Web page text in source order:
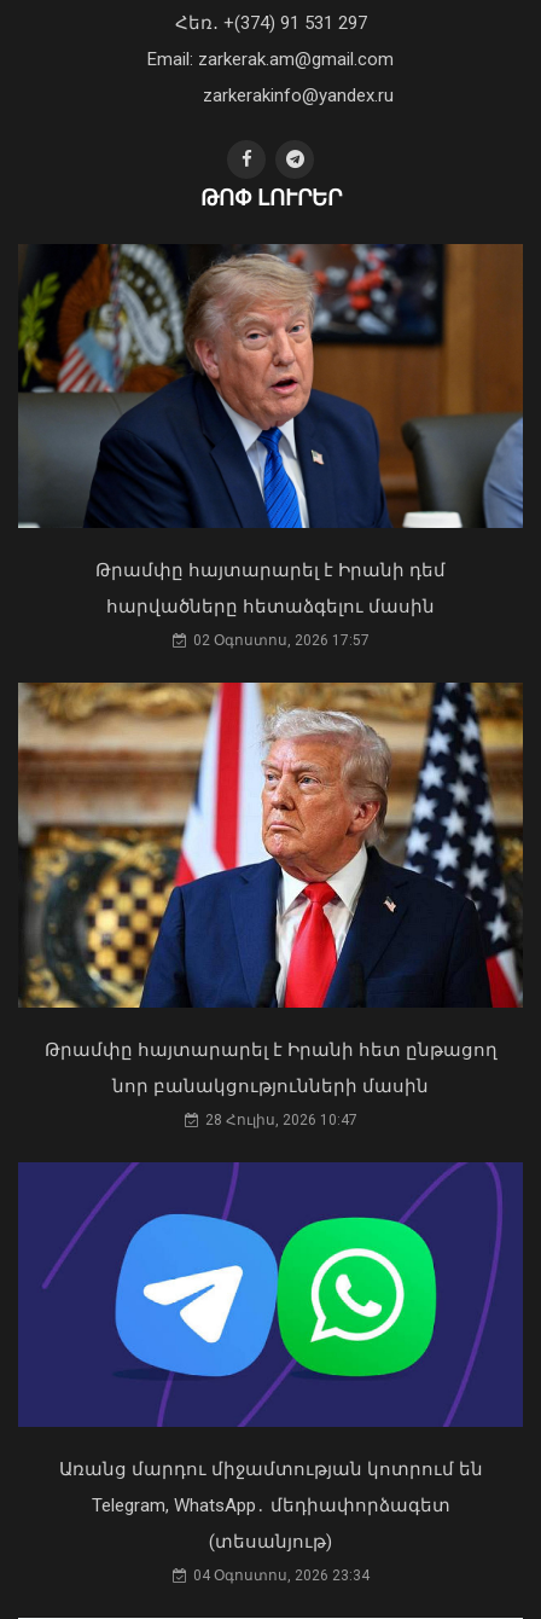
Հայաստանն ու Ադրբեջանը շարժվում
են դեպի մշտական խաղաղության
համաձայնագիր. Թուրքիայի ԱԳ
նախարար
09 Օգոստոս, 2026 12:46
Հարավային Կովկասն այսօր ավելի
անվտանգ, բարեկեցիկ և կայուն է.
ԱՄՆ նախագահի հատուկ բանագնաց
09 Օգոստոս, 2026 12:24
Ավելացել են շինարարության ոլորտից
պետբյուջե վճարված հարկային
եկամուտները. Քաղաքաշինության
կոմիտեի նախագահի ուղերձը
09 Օգոստոս, 2026 12:20
դեմ ծանր պայքարում»․ կյանքից
հեռացել է Արսեն Ասլանյանը
04 Օգոստոս, 2026 19:12
Կաթողիկոսը պետք է օրենքի առաջ
կանգնի, եթե հանցանք է գործել, կամ
արտաքին ազդեցության գործակալ
դարձել. աստվածաբան
07 Օգոստոս, 2026 17:03
«Ուժեղ Հայաստան»-ը դեմ է
քվեարկելու ԱԺ նախագահի
պաշտոնում Ռուբեն Ռուբինյանի
03 Օգոստոս, 2026 13:13
Հեռ․ +(374) 91 531 297
Email: zarkerak.am@gmail.com
zarkerakinfo@yandex.ru
ԹՈՓ ԼՈՒՐԵՐ
Թրամփը հայտարարել է Իրանի դեմ
հարվածները հետաձգելու մասին
02 Օգոստոս, 2026 17:57
Թրամփը հայտարարել է Իրանի հետ ընթացող
նոր բանակցությունների մասին
28 Հուլիս, 2026 10:47
Առանց մարդու միջամտության կոտրում են
Telegram, WhatsApp․ մեդիափորձագետ
(տեսանյութ)
04 Օգոստոս, 2026 23:34